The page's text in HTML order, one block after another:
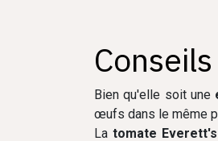
Bien qu'elle soit une
œufs dans le même
La tomate